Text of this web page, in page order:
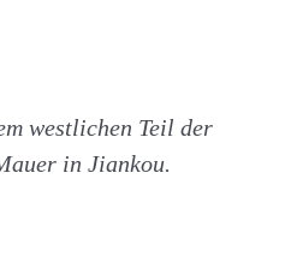
westlichen Teil der
in Jiankou.